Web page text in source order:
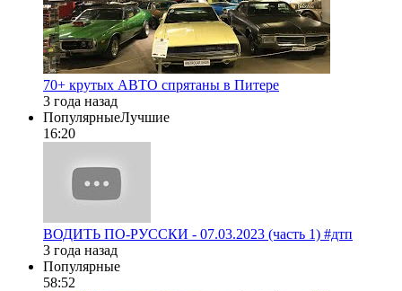
70+ крутых АВТО спрятаны в Питере
3 года назад
ПопулярныеЛучшие
16:20
ВОДИТЬ ПО-РУССКИ - 07.03.2023 (часть 1) #дтп
3 года назад
Популярные
58:52